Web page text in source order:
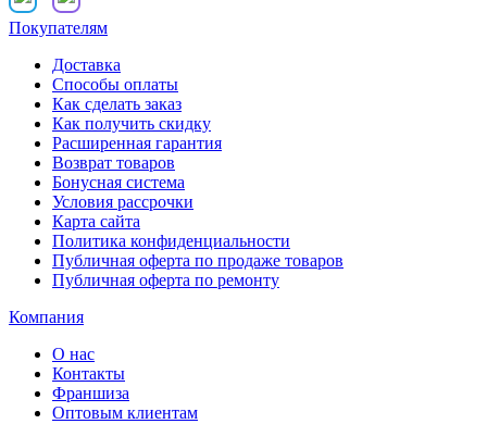
Покупателям
Доставка
Способы оплаты
Как сделать заказ
Как получить скидку
Расширенная гарантия
Возврат товаров
Бонусная система
Условия рассрочки
Карта сайта
Политика конфиденциальности
Публичная оферта по продаже товаров
Публичная оферта по ремонту
Компания
О нас
Контакты
Франшиза
Оптовым клиентам